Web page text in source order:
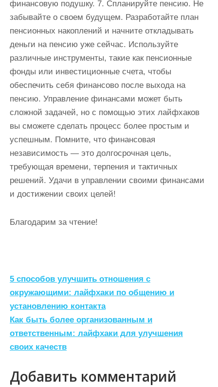
финансовую подушку. 7. Спланируйте пенсию. Не
забывайте о своем будущем. Разработайте план
пенсионных накоплений и начните откладывать
деньги на пенсию уже сейчас. Используйте
различные инструменты, такие как пенсионные
фонды или инвестиционные счета, чтобы
обеспечить себя финансово после выхода на
пенсию. Управление финансами может быть
сложной задачей, но с помощью этих лайфхаков
вы сможете сделать процесс более простым и
успешным. Помните, что финансовая
независимость — это долгосрочная цель,
требующая времени, терпения и тактичных
решений. Удачи в управлении своими финансами
и достижении своих целей!
Благодарим за чтение!
Н
а
в
и
г
ц
5 способов улучшить отношения с
окружающими: лайфхаки по общению и
установлению контакта
Как быть более организованным и
ответственным: лайфхаки для улучшения
своих качеств
Добавить комментарий